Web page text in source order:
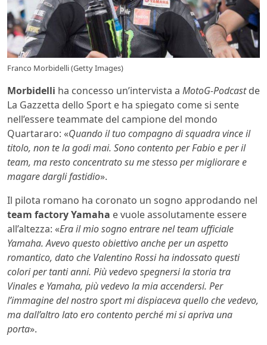
Franco Morbidelli (Getty Images)
Morbidelli ha concesso un’intervista a MotoG-Podcastde
La Gazzetta dello Sport e ha spiegato come si sente
nell’essere teammate del campione del mondo
Quartararo: «Quando il tuo compagno di squadra vince il
titolo, non te la godi mai. Sono contento per Fabio e per il
team, ma resto concentrato su me stesso per migliorare e
magare dargli fastidio».
Il pilota romano ha coronato un sogno approdando nel
team factory Yamaha e vuole assolutamente essere
all’altezza: «Era il mio sogno entrare nel team ufficiale
Yamaha. Avevo questo obiettivo anche per un aspetto
romantico, dato che Valentino Rossi ha indossato questi
colori per tanti anni. Più vedevo spegnersi la storia tra
Vinales e Yamaha, più vedevo la mia accendersi. Per
l’immagine del nostro sport mi dispiaceva quello che vedevo,
ma dall’altro lato ero contento perché mi si apriva una
porta».